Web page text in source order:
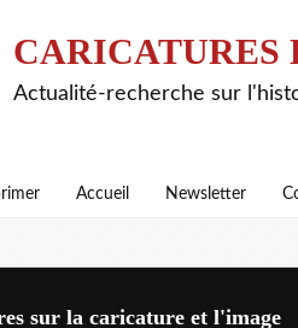
CARICATURES
Actualité-recherche sur
Accueil Newsletter
sur la caricature et l'image